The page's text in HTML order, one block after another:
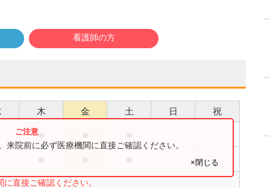
看護師の方
木 金 土 日 祝
●
直接ご確認ください。
院前に必ず医療機関に直接ご確認ください。
×閉じる